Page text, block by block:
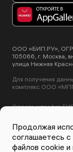
Продолжая
соглашаетесь с
файлов cookie и
ООО «БИП.РУ»,
105066, г. Москва,
улица Нижняя
Для получения
комплекс ООО
Оплата штрафов
Этот сайт
нашими сервисами
Yandex